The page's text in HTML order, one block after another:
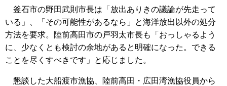
釜石市の野田武則市長は「放出ありきの議論が先走って
いる」、「その可能性があるなら」と海洋放出以外の処分
方法を要求。陸前高田市の戸羽太市長も「おっしゃるよう
に、少なくとも検討の余地があると明確になった。できる
ことを尽くすべきです」と応じました。
懇談した大船渡市漁協、陸前高田・広田湾漁協役員から